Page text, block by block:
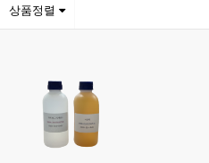
상품정렬